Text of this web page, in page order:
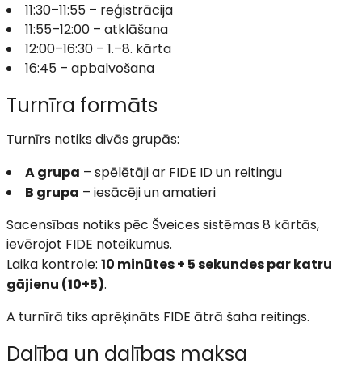
11:30–11:55 – reģistrācija
11:55–12:00 – atklāšana
12:00–16:30 – 1.–8. kārta
16:45 – apbalvošana
Turnīra formāts
Turnīrs notiks divās grupās:
A grupa – spēlētāji ar FIDE ID un reitingu
B grupa – iesācēji un amatieri
Sacensības notiks pēc Šveices sistēmas 8 kārtās,
ievērojot FIDE noteikumus.
Laika kontrole: 10 minūtes + 5 sekundes par katru
gājienu (10+5).
A turnīrā tiks aprēķināts FIDE ātrā šaha reitings.
Dalība un dalības maksa